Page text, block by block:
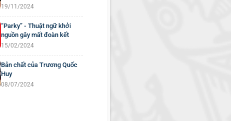
19/11/2024
“Parky” - Thuật ngữ khởi
nguồn gây mất đoàn kết
15/02/2024
Bản chất của Trương Quốc
Huy
08/07/2024